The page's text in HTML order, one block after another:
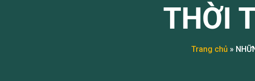
THỜI
Trang chủ »